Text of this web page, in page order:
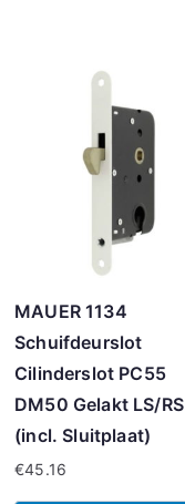
MAUER 1134
Schuifdeurslot
Cilinderslot PC55
DM50 Gelakt LS/RS
(incl. Sluitplaat)
€45.16